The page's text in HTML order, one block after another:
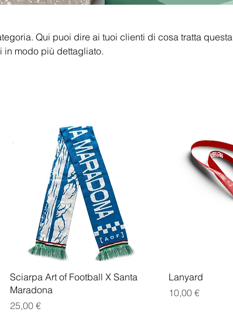
Qui puoi dire ai tuoi clienti di cosa tratta questa
in modo più dettagliato.
Sciarpa Art of Football X Santa
Maradona
Prezzo
25,00 €
Lanyard
Prezzo
10,00 €